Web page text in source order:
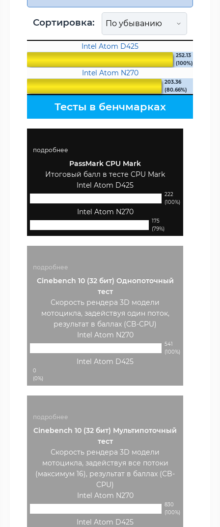
Сортировка:
Intel Atom D425
252.13
(100%)
Intel Atom N270
203.36
(80.66%)
Тесты в бенчмарках
подробнее
PassMark CPU Mark
Итоговый балл в тесте CPU Mark
Intel Atom D425
222
(100%)
Intel Atom N270
175
(79%)
подробнее
Cinebench 10 (32 бит) Однопоточный
тест
Скорость рендера 3D модели
мотоцикла, задействуя один поток,
результат в баллах (CB-CPU)
Intel Atom N270
541
(100%)
Intel Atom D425
0
(0%)
подробнее
Cinebench 10 (32 бит) Мультипоточный
тест
Скорость рендера 3D модели
мотоцикла, задействуя все потоки
(максимум 16), результат в баллах (CB-
CPU)
Intel Atom N270
830
(100%)
Intel Atom D425